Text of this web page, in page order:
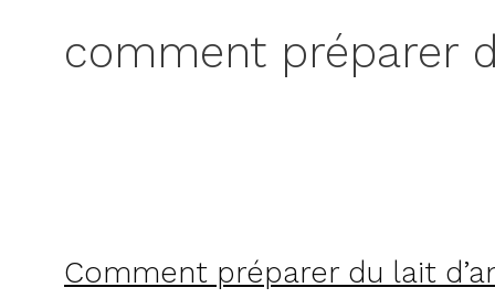
comment préparer
Comment préparer du lait